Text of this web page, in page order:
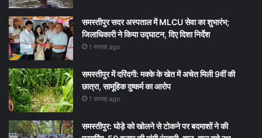
समस्तीपुर सदर अस्पताल में MLCU सेवा का शुभारंभ;
जिलाधिकारी ने किया उद्घाटन, दिए दिशा निर्देश
1 सप्ताह ago
समस्तीपुर में दरिंदगी: मक्के के खेत में अचेत मिली 9वीं की
छात्रा, सामूहिक दुष्कर्म का आरोप
1 सप्ताह ago
समस्तीपुर: घोड़े को खोलने से टोकने पर बदमाशों ने की